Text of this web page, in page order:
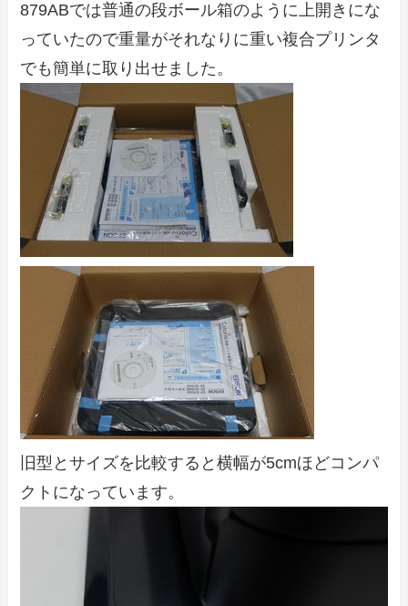
879ABでは普通の段ボール箱のように上開きにな
っていたので重量がそれなりに重い複合プリンタ
でも簡単に取り出せました。
旧型とサイズを比較すると横幅が5cmほどコンパ
クトになっています。